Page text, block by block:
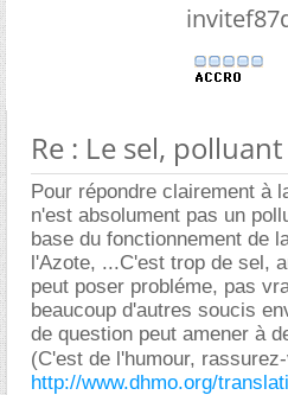
Re : Le sel, polluant
Pour répondre clairement à
n'est absolument pas un
base du fonctionnement de
l'Azote, ...C'est trop de sel,
peut poser probléme, pas
beaucoup d'autres soucis
de question peut amener à
(C'est de l'humour,
http://www.dhmo.org/